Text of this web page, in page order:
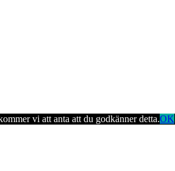
vi att anta att du godkänner detta.OK